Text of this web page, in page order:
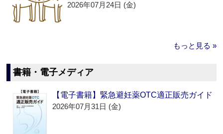
2026年07月24日 (金)
もっと見る »
書籍・電子メディア
【電子書籍】緊急避妊薬OTC適正販売ガイド
2026年07月31日 (金)